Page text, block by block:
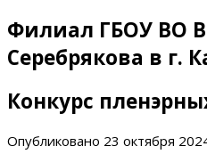
Филиал ГБОУ ВО
Серебрякова в г.
Конкурс
Опубликовано 23 октября